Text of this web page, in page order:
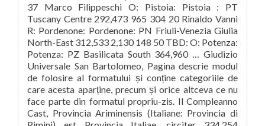
37 Marco Filippeschi O: Pistoia: Pistoia : PT
Tuscany Centre 292,473 965 304 20 Rinaldo Vanni
R: Pordenone: Pordenone: PN Friuli-Venezia Giulia
North-East 312,533 2,130 148 50 TBD: O: Potenza:
Potenza: PZ Basilicata South 364,960 … Giudizio
Universale San Bartolomeo, Pagina descrie modul
de folosire al formatului și conține categoriile de
care acesta aparține, precum și orice altceva ce nu
face parte din formatul propriu-zis. Il Compleanno
Cast, Provincia Ariminensis (Italiane: Provincia di